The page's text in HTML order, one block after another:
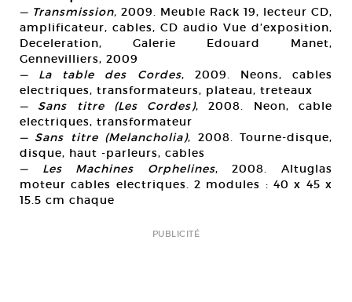
— Transmission, 2009. Meuble Rack 19, lecteur CD,
amplificateur, cables, CD audio Vue d’exposition,
Deceleration, Galerie Edouard Manet,
Gennevilliers, 2009
— La table des Cordes, 2009. Neons, cables
electriques, transformateurs, plateau, treteaux
— Sans titre (Les Cordes), 2008. Neon, cable
electriques, transformateur
— Sans titre (Melancholia), 2008. Tourne-disque,
disque, haut -parleurs, cables
— Les Machines Orphelines, 2008. Altuglas
moteur cables electriques. 2 modules : 40 x 45 x
15.5 cm chaque
PUBLICITÉ